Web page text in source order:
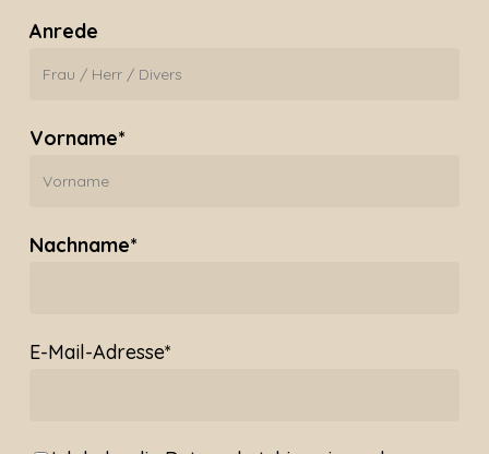
Anrede
Vorname*
Nachname*
E-Mail-Adresse*